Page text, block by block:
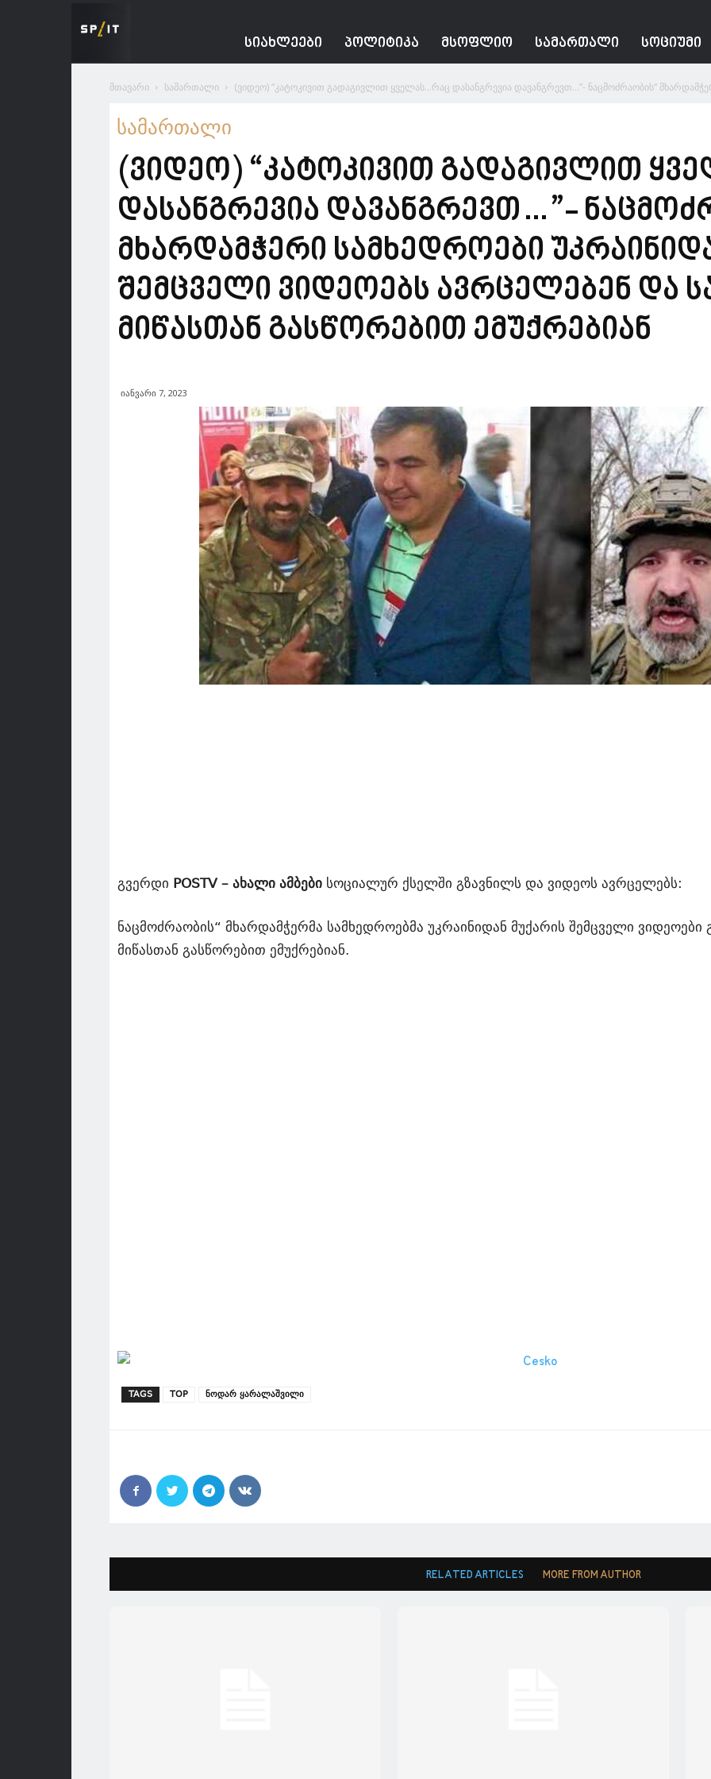
ᲡᲘᲐᲮᲚᲔᲔᲑᲘ ᲞᲝᲚᲘᲢᲘᲙᲐ ᲛᲡᲝᲤᲚᲘᲝ ᲡᲐᲛᲐᲠᲗᲐᲚᲘ ᲡᲝᲪᲘᲣᲛᲘ
მთავარი სამართალი (ვიდეო) “კატოკივით გადაგივლით ყველას…რაც დასანგრევია დავანგრევთ…”- ნაცმოძრაობის“
სამართალი
(ვიდეო) “კატოკივით გადაგივლით
დასანგრევია დავანგრევთ…”-
მხარდამჭერი სამხედროები
შემცველი ვიდეოებს ავრცელებენ და
მიწასთან გასწორებით ემუქრებიან
იანვარი 7, 2023
გვერდი POSTV – ახალი ამბები სოციალურ ქსელში გზავნილს და ვიდეოს ავრცელებს:
ნაცმოძრაობის“ მხარდამჭერმა სამხედროებმა უკრაინიდან მუქარის შემცველი
მიწასთან გასწორებით ემუქრებიან.
TAGS TOP ნოდარ ყარალაშვილი
RELATED ARTICLES MORE FROM AUTHOR